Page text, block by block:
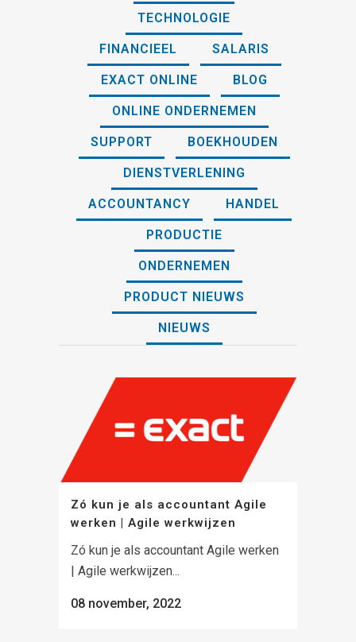
TECHNOLOGIE
FINANCIEEL SALARIS
EXACT ONLINE BLOG
ONLINE ONDERNEMEN
SUPPORT BOEKHOUDEN
DIENSTVERLENING
ACCOUNTANCY HANDEL
PRODUCTIE
ONDERNEMEN
PRODUCT NIEUWS
NIEUWS
Zó kun je als accountant Agile
werken | Agile werkwijzen
Zó kun je als accountant Agile werken
| Agile werkwijzen...
08 november, 2022